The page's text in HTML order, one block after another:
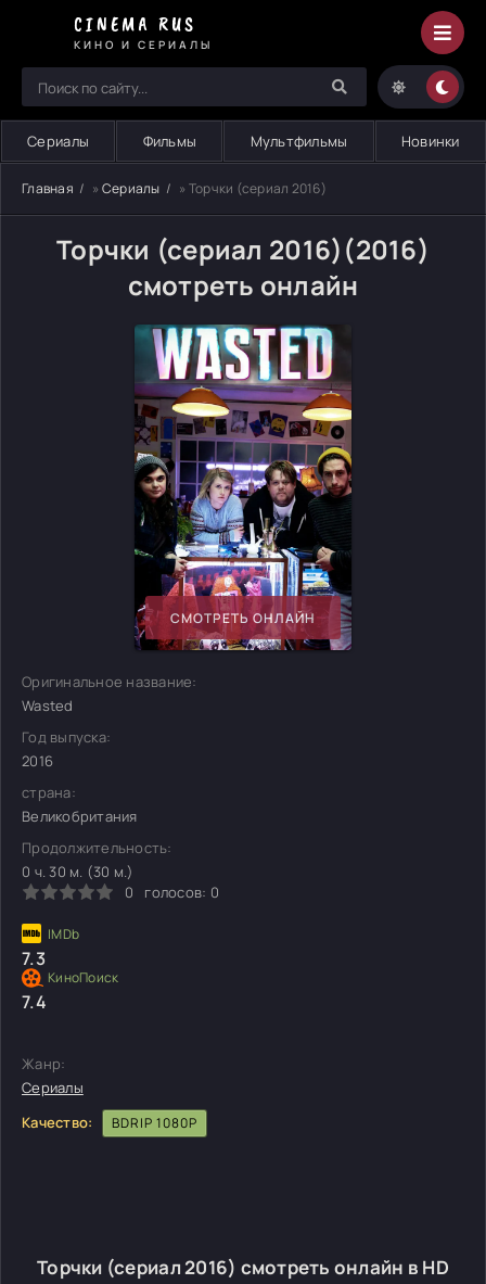
CINEMA RUS
КИНО И СЕРИАЛЫ
Сериалы Фильмы Мультфильмы Новинки
Главная » Сериалы » Торчки (сериал 2016)
Торчки (сериал 2016)(2016)
смотреть онлайн
СМОТРЕТЬ ОНЛАЙН
Оригинальное название:
Wasted
Год выпуска:
2016
страна:
Великобритания
Продолжительность:
0 ч. 30 м. (30 м.)
0
голосов: 0
7.3
7.4
Жанр:
Сериалы
Качество:
BDRIP 1080P
Торчки (сериал 2016) смотреть онлайн в HD